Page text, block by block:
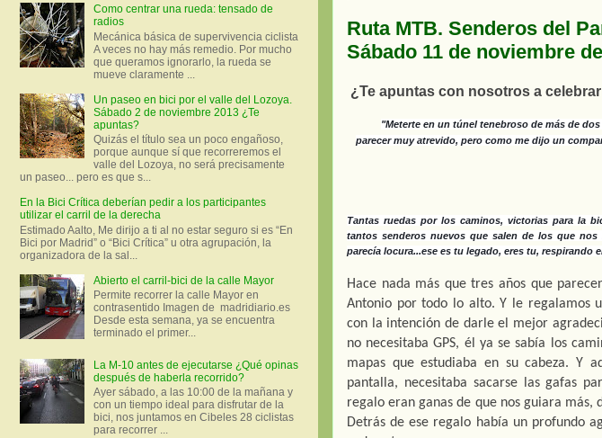
Ruta MTB. Senderos del
Sábado 11 de noviembre
¿Te apuntas con nosotros a
"Meterte en un túnel tenebroso de más de
parecer muy atrevido, pero como me dijo un
Tantas ruedas por los caminos, victorias para la
tantos senderos nuevos que salen de los que
parecía locura...ese es tu legado, eres tu, respirando
Hace nada más que tres años que
Antonio por todo lo alto. Y le regalamos
con la intención de darle el mejor
no necesitaba GPS, él ya se sabía los
mapas que estudiaba en su cabeza. Y
pantalla, necesitaba sacarse las gafas
regalo eran ganas de que nos guiara más,
Detrás de ese regalo había un profundo
Como centrar una rueda: tensado de
radios
Mecánica básica de supervivencia ciclista
A veces no hay más remedio. Por mucho
que queramos ignorarlo, la rueda se
mueve claramente ...
Un paseo en bici por el valle del Lozoya.
Sábado 2 de noviembre 2013 ¿Te
apuntas?
Quizás el título sea un poco engañoso,
porque aunque sí que recorreremos el
valle del Lozoya, no será precisamente
un paseo... pero es que s...
En la Bici Crítica deberían pedir a los participantes
utilizar el carril de la derecha
Estimado Aalto, Me dirijo a ti al no estar seguro si es “En
Bici por Madrid” o “Bici Crítica” u otra agrupación, la
organizadora de la sal...
Abierto el carril-bici de la calle Mayor
Permite recorrer la calle Mayor en
contrasentido Imagen de madridiario.es
Desde esta semana, ya se encuentra
terminado el primer...
La M-10 antes de ejecutarse ¿Qué opinas
después de haberla recorrido?
Ayer sábado, a las 10:00 de la mañana y
con un tiempo ideal para disfrutar de la
bici, nos juntamos en Cibeles 28 ciclistas
para recorrer ...